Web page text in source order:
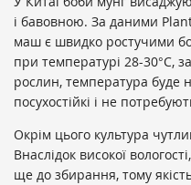
і бавовною. За даними
маш є швидко ростучими
при температурі 28-30°C,
рослин, температура буде
посухостійкі і не
Окрім цього культура
Внаслідок високої
ще до збирання, тому